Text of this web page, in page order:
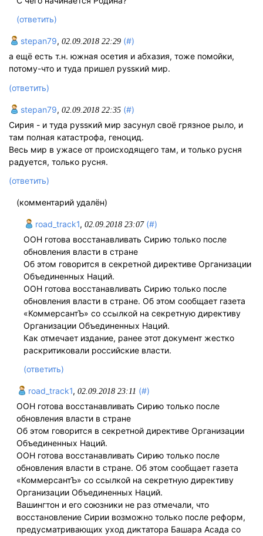
(ответить)
stepan79, 02.09.2018 22:29 (#)
а ещё есть т.н. южная осетия и абхазия, тоже помойки,
потому-что и туда пришел руssкий мир.
(ответить)
stepan79, 02.09.2018 22:35 (#)
Сирия - и туда руssкий мир засунул своё грязное рыло, и
там полная катастрофа, геноцид.
Весь мир в ужасе от происходящего там, и только русня
радуется, только русня.
(ответить)
(комментарий удалён)
road_track1, 02.09.2018 23:07 (#)
ООН готова восстанавливать Сирию только после
обновления власти в стране
Об этом говорится в секретной директиве Организации
Объединенных Наций.
ООН готова восстанавливать Сирию только после
обновления власти в стране. Об этом сообщает газета
«КоммерсантЪ» со ссылкой на секретную директиву
Организации Объединенных Наций.
Как отмечает издание, ранее этот документ жестко
раскритиковали российские власти.
(ответить)
road_track1, 02.09.2018 23:11 (#)
ООН готова восстанавливать Сирию только после
обновления власти в стране
Об этом говорится в секретной директиве Организации
Объединенных Наций.
ООН готова восстанавливать Сирию только после
обновления власти в стране. Об этом сообщает газета
«КоммерсантЪ» со ссылкой на секретную директиву
Организации Объединенных Наций.
Вашингтон и его союзники не раз отмечали, что
восстановление Сирии возможно только после реформ,
предусматривающих уход диктатора Башара Асада со